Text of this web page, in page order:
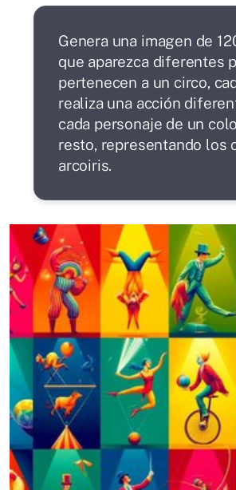
Genera una imagen de
que aparezca diferentes
pertenecen a un circo,
realiza una acción
cada personaje de un
resto, representando los
arcoiris.
SIGUIENTE